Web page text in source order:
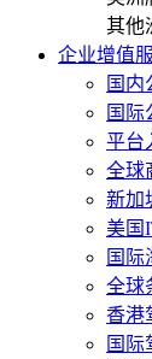
其他
企业增值
国内
国际
平台
全球
新加
美国
国际
全球
香港
国际